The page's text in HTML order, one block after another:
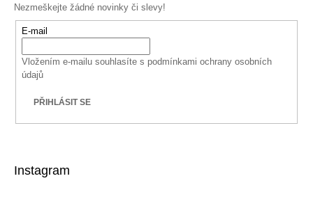
Nezmeškejte žádné novinky či slevy!
E-mail
Vložením e-mailu souhlasíte s podmínkami ochrany osobních
údajů
PŘIHLÁSIT SE
Instagram